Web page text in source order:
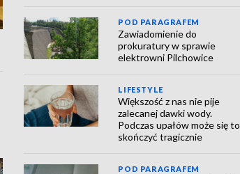
POD PARAGRAFEM
Zawiadomienie do
prokuratury w sprawie
elektrowni Pilchowice
LIFESTYLE
Większość z nas nie pije
zalecanej dawki wody.
Podczas upałów może się to
skończyć tragicznie
POD PARAGRAFEM